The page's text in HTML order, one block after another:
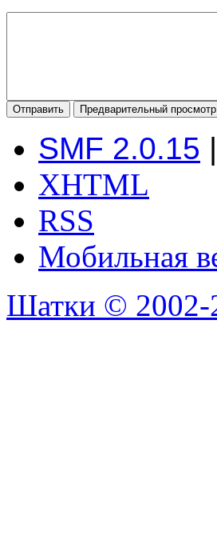
SMF 2.0.15 |
XHTML
RSS
Мобильная
Шатки © 2002-